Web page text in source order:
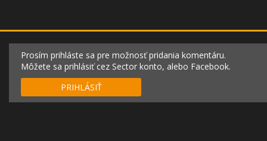
Prosím prihláste sa pre možnosť pridania komentáru.
Môžete sa prihlásiť cez Sector konto, alebo Facebook.
PRIHLÁSIŤ